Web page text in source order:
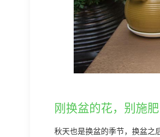
刚换盆的花，别施
秋天也是换盆的季节，换盆之